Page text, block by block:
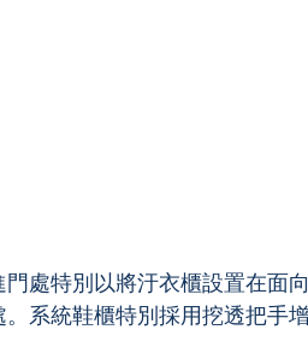
處特別以將汙衣櫃設置在面
系統鞋櫃特別採用挖透把手